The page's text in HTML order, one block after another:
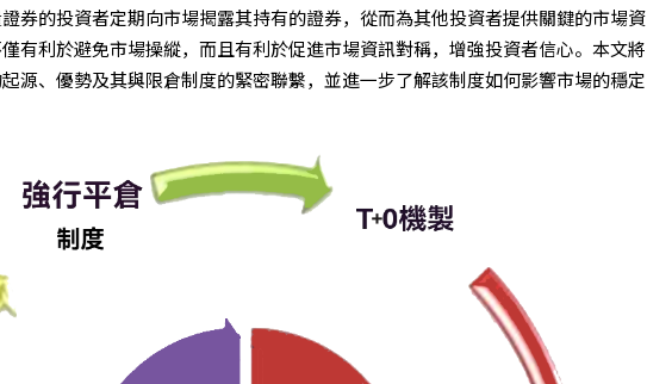
券的投資者定期向市場揭露其持有的證券，從而為其他投資者提供關鍵的市場資
有利於避免市場操縱，而且有利於促進市場資訊對稱，增強投資者信心。本文將
源、優勢及其與限倉制度的緊密聯繫，並進一步了解該制度如何影響市場的穩定